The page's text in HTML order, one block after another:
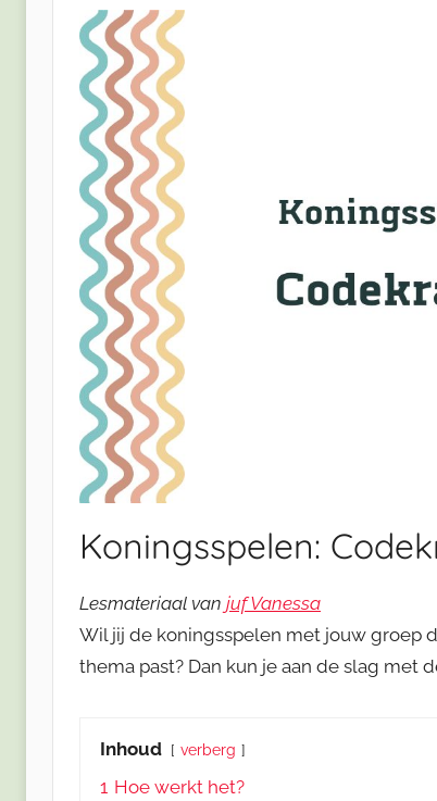
Koningsspelen:
Lesmateriaal van juf Vanessa
Wil jij de koningsspelen met jouw groep
thema past? Dan kun je aan de slag met
Inhoud verberg
1 Hoe werkt het?